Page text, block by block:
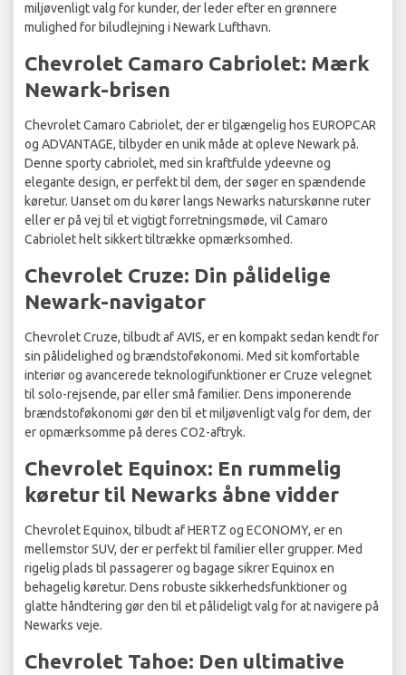
miljøvenligt valg for kunder, der leder efter en grønnere
mulighed for biludlejning i Newark Lufthavn.
Chevrolet Camaro Cabriolet: Mærk
Newark-brisen
Chevrolet Camaro Cabriolet, der er tilgængelig hos EUROPCAR
og ADVANTAGE, tilbyder en unik måde at opleve Newark på.
Denne sporty cabriolet, med sin kraftfulde ydeevne og
elegante design, er perfekt til dem, der søger en spændende
køretur. Uanset om du kører langs Newarks naturskønne ruter
eller er på vej til et vigtigt forretningsmøde, vil Camaro
Cabriolet helt sikkert tiltrække opmærksomhed.
Chevrolet Cruze: Din pålidelige
Newark-navigator
Chevrolet Cruze, tilbudt af AVIS, er en kompakt sedan kendt for
sin pålidelighed og brændstoføkonomi. Med sit komfortable
interiør og avancerede teknologifunktioner er Cruze velegnet
til solo-rejsende, par eller små familier. Dens imponerende
brændstoføkonomi gør den til et miljøvenligt valg for dem, der
er opmærksomme på deres CO2-aftryk.
Chevrolet Equinox: En rummelig
køretur til Newarks åbne vidder
Chevrolet Equinox, tilbudt af HERTZ og ECONOMY, er en
mellemstor SUV, der er perfekt til familier eller grupper. Med
rigelig plads til passagerer og bagage sikrer Equinox en
behagelig køretur. Dens robuste sikkerhedsfunktioner og
glatte håndtering gør den til et pålideligt valg for at navigere på
Newarks veje.
Chevrolet Tahoe: Den ultimative